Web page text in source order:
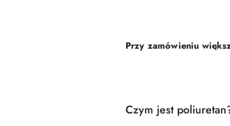
Przy zamówieniu
Czym jest